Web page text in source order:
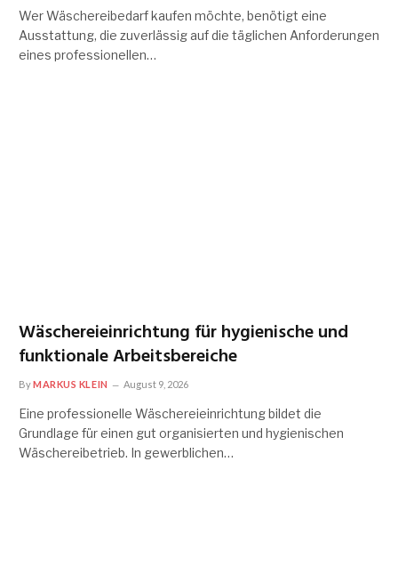
Wer Wäschereibedarf kaufen möchte, benötigt eine
Ausstattung, die zuverlässig auf die täglichen Anforderungen
eines professionellen…
Wäschereieinrichtung für hygienische und
funktionale Arbeitsbereiche
ByMARKUS KLEIN August 9, 2026
Eine professionelle Wäschereieinrichtung bildet die
Grundlage für einen gut organisierten und hygienischen
Wäschereibetrieb. In gewerblichen…